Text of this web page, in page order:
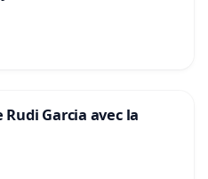
Garcia avec la